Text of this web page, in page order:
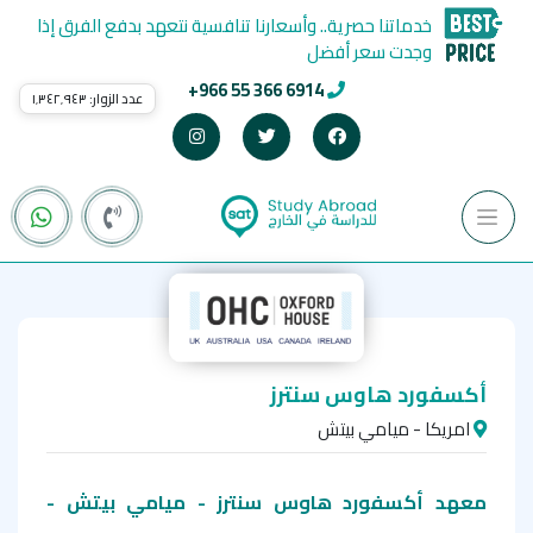
+966 55 366 6914
خدماتنا حصرية.. وأسعارنا تنافسية نتعهد بدفع الفرق إذا
وجدت سعر أفضل
عدد الزوار: ١٬٣٤٢٬٩٤٣
أكسفورد هاوس سنترز
امريكا - ميامي بيتش
معهد أكسفورد هاوس سنترز - ميامي بيتش -